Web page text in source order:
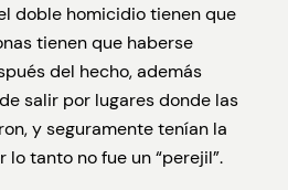
doble homicidio tienen que
tienen que haberse
del hecho, además
salir por lugares donde las
y seguramente tenían la
tanto no fue un “perejil”.